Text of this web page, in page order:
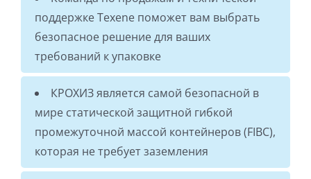
поддержке Texene поможет вам выбрать
безопасное решение для ваших
требований к упаковке
КРОХИЗ является самой безопасной в
мире статической защитной гибкой
промежуточной массой контейнеров (FIBC),
которая не требует заземления